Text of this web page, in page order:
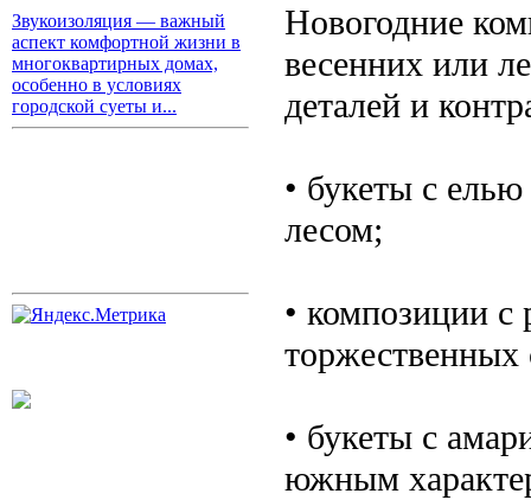
Звукоизоляция — важный
аспект комфортной жизни в
многоквартирных домах,
особенно в условиях
городской суеты и...
Новогодние
весенних или
деталей и
• букеты с
лесом;
• композиции с
торжественных
• букеты с
южным